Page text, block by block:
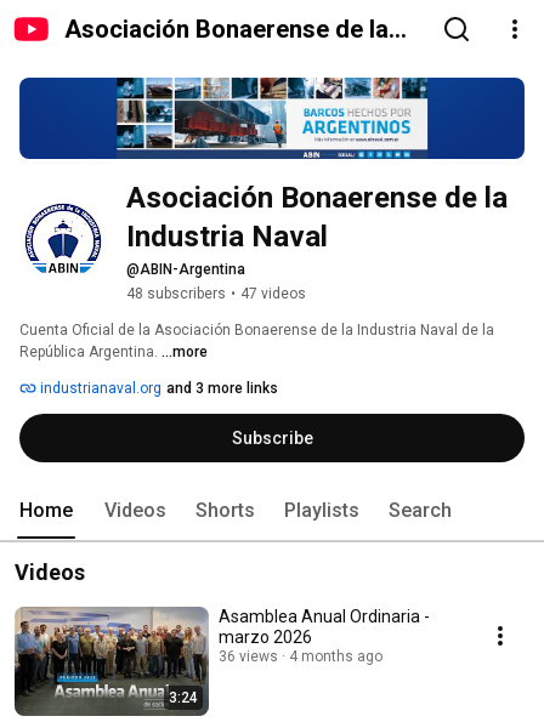
Asociación Bonaerense de la
Asociación Bonaerense de la
Industria Naval
@ABIN-Argentina
48 subscribers • 47 videos
Cuenta Oficial de la Asociación Bonaerense de la Industria Naval de la
República Argentina. ...more
industrianaval.org and 3 more links
Subscribe
Home Videos Shorts Playlists Search
Videos
3:24
Asamblea Anual Ordinaria -
marzo 2026
36 views 4 months ago